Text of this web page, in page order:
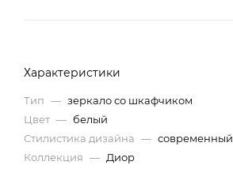
Характеристики
Тип — зеркало со шкафчиком
Цвет — белый
Стилистика дизайна — современный
Коллекция — Диор